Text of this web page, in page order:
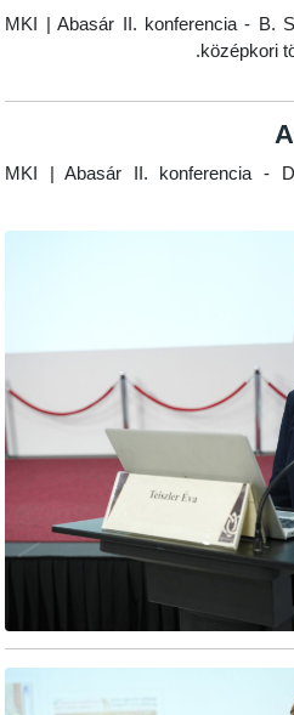
MKI | Abasár II.
MKI | Abasár II.